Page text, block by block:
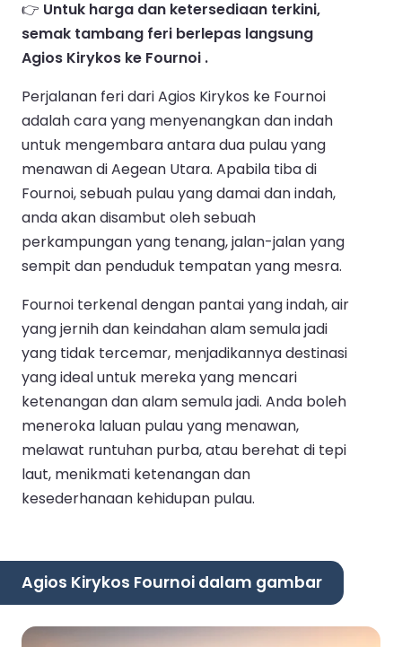
👉 Untuk harga dan ketersediaan terkini,
semak tambang feri berlepas langsung
Agios Kirykos ke Fournoi .
Perjalanan feri dari Agios Kirykos ke Fournoi
adalah cara yang menyenangkan dan indah
untuk mengembara antara dua pulau yang
menawan di Aegean Utara. Apabila tiba di
Fournoi, sebuah pulau yang damai dan indah,
anda akan disambut oleh sebuah
perkampungan yang tenang, jalan-jalan yang
sempit dan penduduk tempatan yang mesra.
Fournoi terkenal dengan pantai yang indah, air
yang jernih dan keindahan alam semula jadi
yang tidak tercemar, menjadikannya destinasi
yang ideal untuk mereka yang mencari
ketenangan dan alam semula jadi. Anda boleh
meneroka laluan pulau yang menawan,
melawat runtuhan purba, atau berehat di tepi
laut, menikmati ketenangan dan
kesederhanaan kehidupan pulau.
Agios Kirykos Fournoi dalam gambar